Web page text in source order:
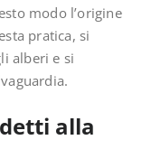
modo l’origine
pratica, si
alberi e si
alla